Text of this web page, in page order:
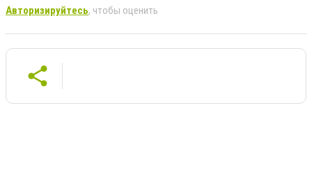
Авторизируйтесь, чтобы оценить